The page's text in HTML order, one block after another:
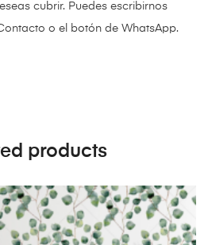
cubrir. Puedes escribirnos
o el botón de WhatsApp.
products